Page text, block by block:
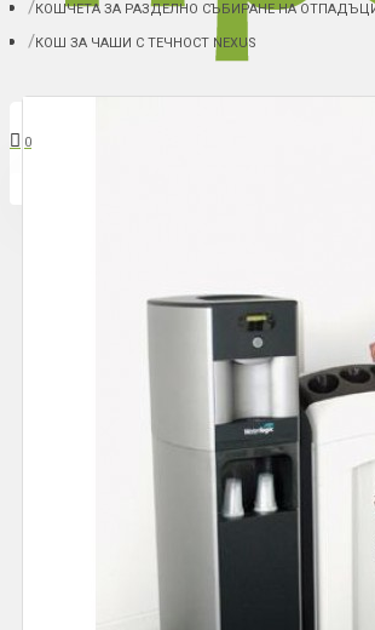
0
КОШЧЕТА ЗА РАЗДЕЛНО СЪБИРАНЕ НА
КОШ ЗА ЧАШИ С ТЕЧНОСТ NEXUS